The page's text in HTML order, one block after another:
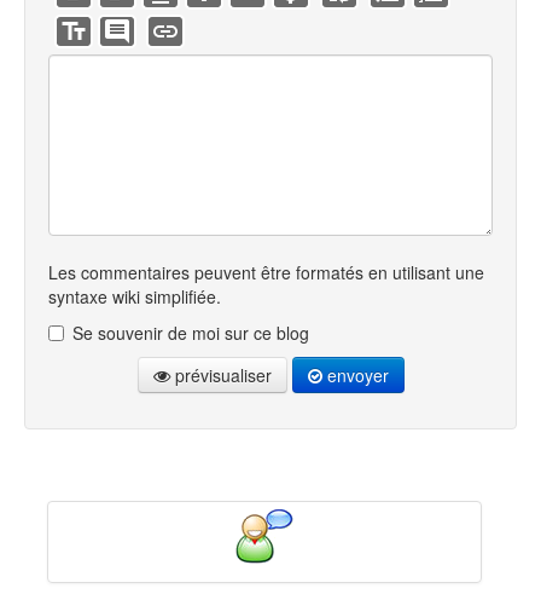
Les commentaires peuvent être formatés en utilisant une
syntaxe wiki simplifiée.
Se souvenir de moi sur ce blog
prévisualiser
envoyer